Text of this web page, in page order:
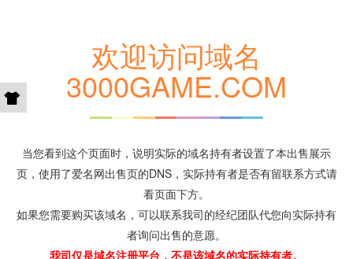
欢迎访问域名
3000GAME.COM
当您看到这个页面时，说明实际的域名持有者设置了本出售展示
页，使用了爱名网出售页的DNS，实际持有者是否有留联系方式请
看页面下方。
如果您需要购买该域名，可以联系我司的经纪团队代您向实际持有
者询问出售的意愿。
我司仅是域名注册平台，不是该域名的实际持有者。